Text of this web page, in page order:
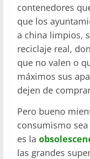
contenedores
que los
a china limpios,
reciclaje real,
que no valen o
máximos sus
dejen de
Pero bueno
consumismo
es la
las grandes